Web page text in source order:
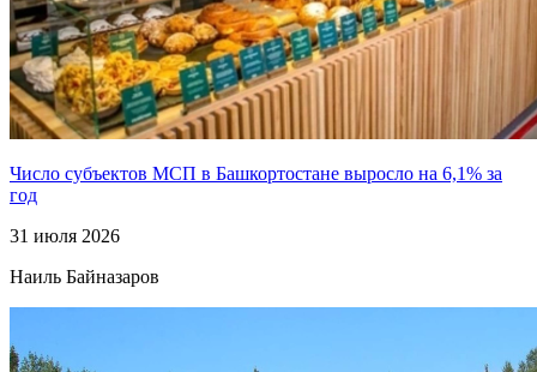
Число субъектов МСП в Башкортостане выросло на 6,1% за
год
31 июля 2026
Наиль Байназаров